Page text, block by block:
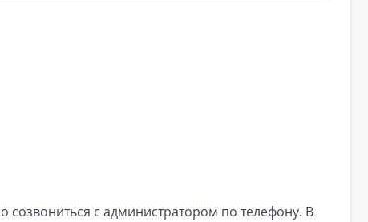
созвониться с администратором по телефону. В